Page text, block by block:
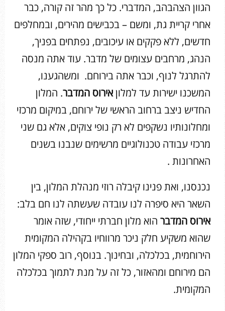
הגוון הצהבהב, המדברי. כל כך מהר זה קורה, כבר
אחרי קריית גת, ומשם – בכבישים מהירים, ובמחלפים
חדשים, ללא פקקים או עיכובים, נפתחים בפניך,
הנהג, מרחבים עצומים של מדבר. עוד אתה מנסה
להתרגל לנוף, וכבר אתה בירוחם. ומשהגענו,
המשכנו ישירות עד למלוןאירוס המדבר. המלון
החדיש ניצב ברחוב הראשי של ירוחם, במיקום מרכזי
ומחלונותיו נשקפים לא רק נופי צוקים, אלא גם שני
מרכזי עבודה טכנולוגיים מרשימים שנבנו בשנים
האחרונות .
נכנסנו, ואת פנינו קיבלה רוזי מנהלת המלון, בין
השאר היא סיפרה לנו עובדה שעשתה לנו חם בלב:
אירוס המדבר הוא מלון חברתי ייחודי, שזה אומר
שהוא משקיע חלק ניכר מרווחיו בקהילה המקומית
הירוחמית, בכלכלה, ובחינוך. בנוסף, רוב ספקי המלון
הם מירוחם ומהאזור, כל זה על מנת לתמוך בכלכלה
המקומית.